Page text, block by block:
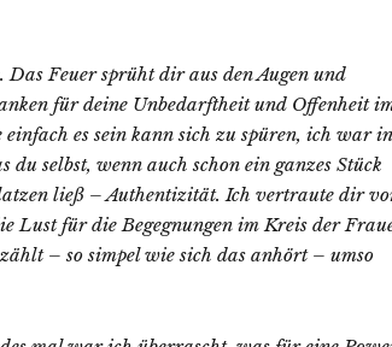
Feuer sprüht dir aus den Augen und
für deine Unbedarftheit und Offenheit
es sein kann sich zu spüren, ich war in
du selbst, wenn auch schon ein ganzes Stück
ließ – Authentizität. Ich vertraute dir
Lust für die Begegnungen im Kreis der
– so simpel wie sich das anhört – umso